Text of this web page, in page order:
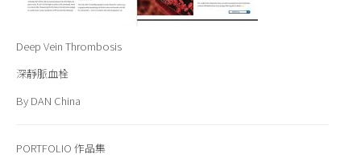
Deep Vein Thrombosis
深靜脈血栓
By DAN China
PORTFOLIO 作品集